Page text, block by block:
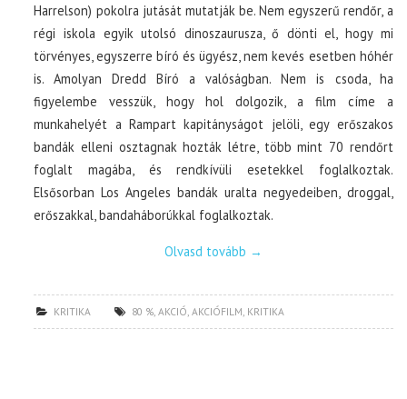
Harrelson) pokolra jutását mutatják be. Nem egyszerű rendőr, a
régi iskola egyik utolsó dinoszaurusza, ő dönti el, hogy mi
törvényes, egyszerre bíró és ügyész, nem kevés esetben hóhér
is. Amolyan Dredd Bíró a valóságban. Nem is csoda, ha
figyelembe vesszük, hogy hol dolgozik, a film címe a
munkahelyét a Rampart kapitányságot jelöli, egy erőszakos
bandák elleni osztagnak hozták létre, több mint 70 rendőrt
foglalt magába, és rendkívüli esetekkel foglalkoztak.
Elsősorban Los Angeles bandák uralta negyedeiben, droggal,
erőszakkal, bandaháborúkkal foglalkoztak.
Olvasd tovább →
KRITIKA 80 % ,AKCIÓ ,AKCIÓFILM KRITIKA